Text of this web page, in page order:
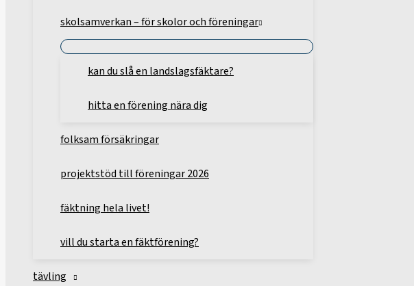
skolsamverkan – för skolor och föreningar
kan du slå en landslagsfäktare?
hitta en förening nära dig
folksam försäkringar
projektstöd till föreningar 2026
fäktning hela livet!
vill du starta en fäktförening?
tävling